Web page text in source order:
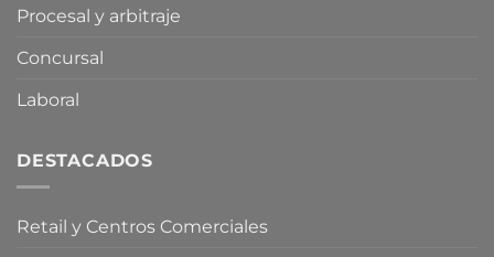
Procesal y arbitraje
Concursal
Laboral
DESTACADOS
Retail y Centros Comerciales